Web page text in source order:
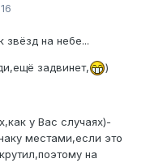
звёзд на небе...
задвинет, )
у Вас случаях)-
местами,если это
на